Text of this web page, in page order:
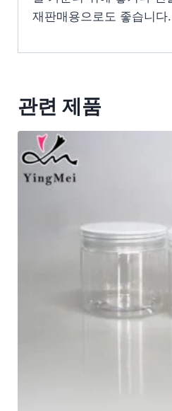
재판매용으로도 좋습니다.
관련 제품